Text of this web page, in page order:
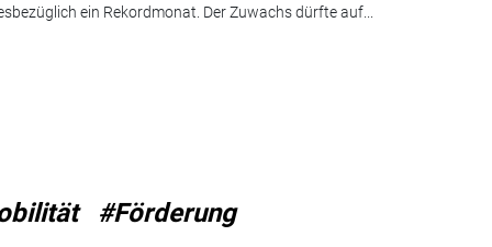
ein Rekordmonat. Der Zuwachs dürfte auf...
#Förderung